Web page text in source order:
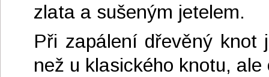
zlata a sušeným jetelem.
Při zapálení dřevěný
než u klasického knotu,